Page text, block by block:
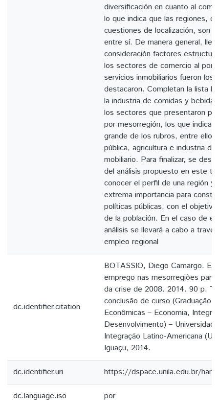
diversificación en cuanto al
lo que indica que las regiones,
cuestiones de localización, son
entre sí. De manera general,
consideración factores
los sectores de comercio al por
servicios inmobiliarios fueron los
destacaron. Completan la lista
la industria de comidas y
los sectores que presentaron
por mesorregión, los que
grande de los rubros, entre ellos
pública, agricultura e industria de
mobiliario. Para finalizar, se
del análisis propuesto en este
conocer el perfil de una región y
extrema importancia para
políticas públicas, con el
de la población. En el caso de
análisis se llevará a cabo a
empleo regional
dc.identifier.citation
BOTASSIO, Diego Camargo.
emprego nas mesorregiões
da crise de 2008. 2014. 90 p.
conclusão de curso (Graduação
Econômicas – Economia,
Desenvolvimento) –
Integração Latino-Americana
Iguaçu, 2014.
dc.identifier.uri https://dspace.unila.edu.br/
dc.language.iso por